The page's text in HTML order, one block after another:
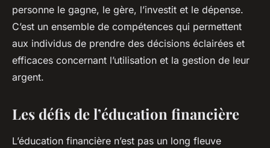
personne le gagne, le gère, l’investit et le dépense.
C’est un ensemble de compétences qui permettent
aux individus de prendre des décisions éclairées et
efficaces concernant l’utilisation et la gestion de leur
argent.
Les défis de l’éducation financière
L’éducation financière n’est pas un long fleuve